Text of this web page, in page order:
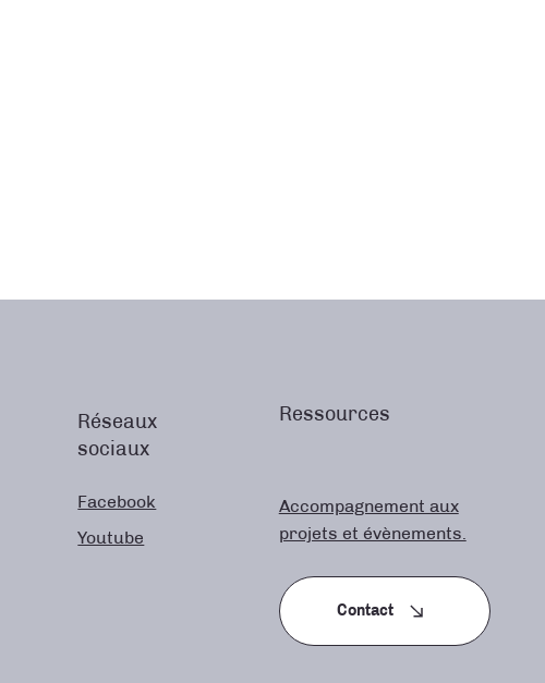
Réseaux
sociaux
Facebook
Youtube
Ressources
Accompagnement aux
projets et évènements.
Contact